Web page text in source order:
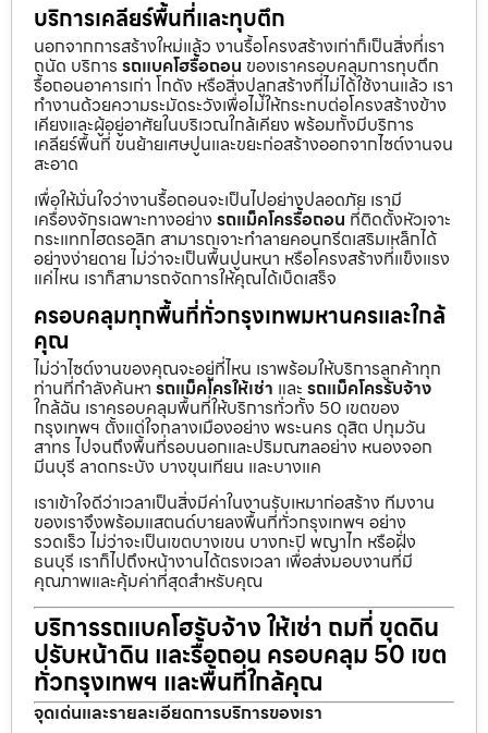
บริการเคลียร์พื้นที่และทุบตึก
นอกจากการสร้างใหม่แล้ว งานรื้อโครงสร้างเก่าก็เป็นสิ่งที่เรา
ถนัด บริการ รถแบคโฮรื้อถอน ของเราครอบคลุมการทุบตึก
รื้อถอนอาคารเก่า โกดัง หรือสิ่งปลูกสร้างที่ไม่ได้ใช้งานแล้ว เรา
ทำงานด้วยความระมัดระวังเพื่อไม่ให้กระทบต่อโครงสร้างข้าง
เคียงและผู้อยู่อาศัยในบริเวณใกล้เคียง พร้อมทั้งมีบริการ
เคลียร์พื้นที่ ขนย้ายเศษปูนและขยะก่อสร้างออกจากไซต์งานจน
สะอาด
เพื่อให้มั่นใจว่างานรื้อถอนจะเป็นไปอย่างปลอดภัย เรามี
เครื่องจักรเฉพาะทางอย่าง รถแม็คโครรื้อถอน ที่ติดตั้งหัวเจาะ
กระแทกไฮดรอลิก สามารถเจาะทำลายคอนกรีตเสริมเหล็กได้
อย่างง่ายดาย ไม่ว่าจะเป็นพื้นปูนหนา หรือโครงสร้างที่แข็งแรง
แค่ไหน เราก็สามารถจัดการให้คุณได้เบ็ดเสร็จ
ครอบคลุมทุกพื้นที่ทั่วกรุงเทพมหานครและใกล้
คุณ
ไม่ว่าไซต์งานของคุณจะอยู่ที่ไหน เราพร้อมให้บริการลูกค้าทุก
ท่านที่กำลังค้นหา รถแม็คโครให้เช่า และ รถแม็คโครรับจ้าง
ใกล้ฉัน เราครอบคลุมพื้นที่ให้บริการทั่วทั้ง 50 เขตของ
กรุงเทพฯ ตั้งแต่ใจกลางเมืองอย่าง พระนคร ดุสิต ปทุมวัน
สาทร ไปจนถึงพื้นที่รอบนอกและปริมณฑลอย่าง หนองจอก
มีนบุรี ลาดกระบัง บางขุนเทียน และบางแค
เราเข้าใจดีว่าเวลาเป็นสิ่งมีค่าในงานรับเหมาก่อสร้าง ทีมงาน
ของเราจึงพร้อมแสตนด์บายลงพื้นที่ทั่วกรุงเทพฯ อย่าง
รวดเร็ว ไม่ว่าจะเป็นเขตบางเขน บางกะปิ พญาไท หรือฝั่ง
ธนบุรี เราก็ไปถึงหน้างานได้ตรงเวลา เพื่อส่งมอบงานที่มี
คุณภาพและคุ้มค่าที่สุดสำหรับคุณ
บริการรถแบคโฮรับจ้าง ให้เช่า ถมที่ ขุดดิน
ปรับหน้าดิน และรื้อถอน ครอบคลุม 50 เขต
ทั่วกรุงเทพฯ และพื้นที่ใกล้คุณ
จุดเด่นและรายละเอียดการบริการของเรา